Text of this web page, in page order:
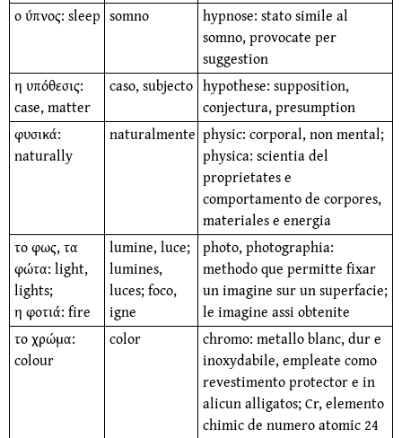
ο ύπνος: sleep somno
hypnose: stato simile al
somno, provocate per
suggestion
η υπόθεσις:
case, matter
caso, subjecto hypothese: supposition,
conjectura, presumption
φυσικά:
naturally
naturalmente physic: corporal, non mental;
physica: scientia del
proprietates e
comportamento de corpores,
materiales e energia
το φως, τα
φώτα: light,
lights;
η φοτιά: fire
lumine, luce;
lumines,
luces; foco,
igne
photo, photographia:
methodo que permitte fixar
un imagine sur un superfacie;
le imagine assi obtenite
το χρώμα:
colour
color
chromo: metallo blanc, dur e
inoxydabile, empleate como
revestimento protector e in
alicun alligatos; Cr, elemento
chimic de numero atomic 24